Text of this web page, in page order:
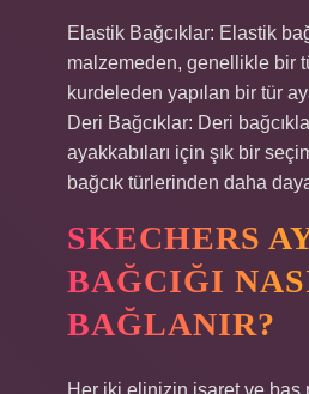
Elastik Bağcıklar: Elastik
malzemeden, genellikle bir
kurdeleden yapılan bir tür
Deri Bağcıklar: Deri
ayakkabıları için şık bir
bağcık türlerinden daha
SKECHERS
BAĞCIĞI
BAĞLANIR?
Her iki elinizin işaret ve baş